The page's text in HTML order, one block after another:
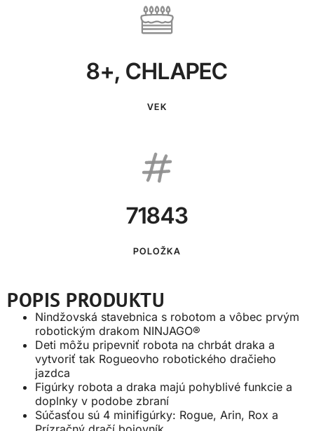
8+, CHLAPEC
VEK
71843
POLOŽKA
POPIS PRODUKTU
Nindžovská stavebnica s robotom a vôbec prvým
robotickým drakom NINJAGO®
Deti môžu pripevniť robota na chrbát draka a
vytvoriť tak Rogueovho robotického dračieho
jazdca
Figúrky robota a draka majú pohyblivé funkcie a
doplnky v podobe zbraní
Súčasťou sú 4 minifigúrky: Rogue, Arin, Rox a